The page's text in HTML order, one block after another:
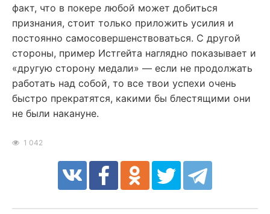
факт, что в покере любой может добиться
признания, стоит только приложить усилия и
постоянно самосовершенствоваться. С другой
стороны, пример Истгейта наглядно показывает и
«другую сторону медали» — если не продолжать
работать над собой, то все твои успехи очень
быстро прекратятся, какими бы блестящими они
не были накануне.
1 042